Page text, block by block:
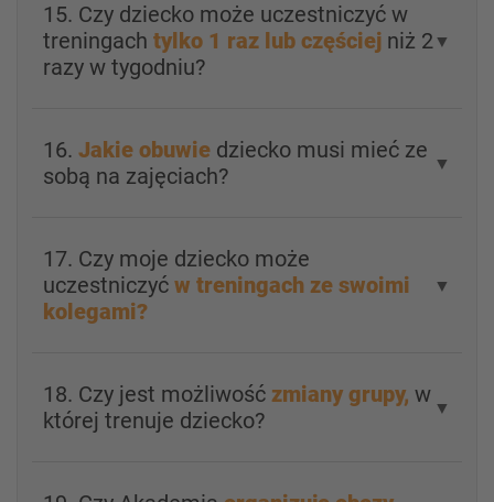
15. Czy dziecko może uczestniczyć w
treningach tylko 1 raz lub częściej niż 2
razy w tygodniu?
▼
16. Jakie obuwie dziecko musi mieć ze
sobą na zajęciach?
▼
17. Czy moje dziecko może
uczestniczyć w treningach ze swoimi
kolegami?
▼
18. Czy jest możliwość zmiany grupy, w
której trenuje dziecko?
▼